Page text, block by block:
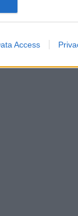
Access